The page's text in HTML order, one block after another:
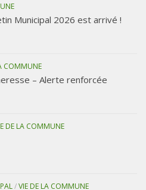
Municipal 2026 est arrivé !
COMMUNE
– Alerte renforcée
DE LA COMMUNE
/VIE DE LA COMMUNE